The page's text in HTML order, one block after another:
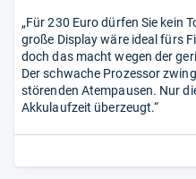
„Für 230 Euro dürfen Sie kein
große Display wäre ideal fürs
doch das macht wegen der
Der schwache Prozessor
störenden Atempausen. Nur
Akkulaufzeit überzeugt.“